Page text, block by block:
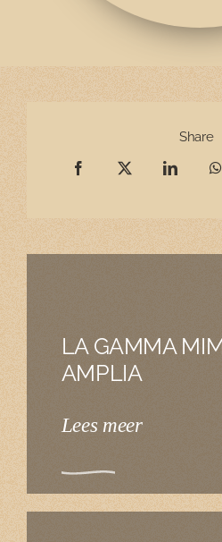
Share
LA GAMMA
AMPLIA
Lees meer